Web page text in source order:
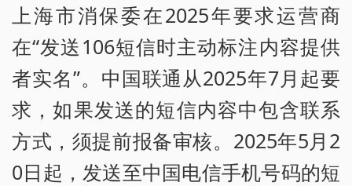
上海市消保委在2025年要求运营商
在“发送106短信时主动标注内容提供
者实名”。中国联通从2025年7月起要
求，如果发送的短信内容中包含联系
方式，须提前报备审核。2025年5月2
0日起，发送至中国电信手机号码的短